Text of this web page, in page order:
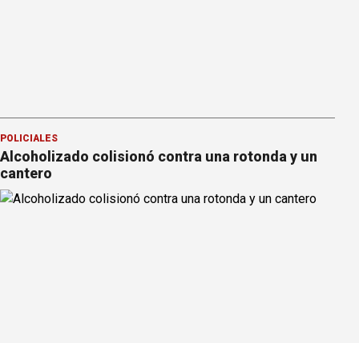
POLICIALES
Alcoholizado colisionó contra una rotonda y un
cantero